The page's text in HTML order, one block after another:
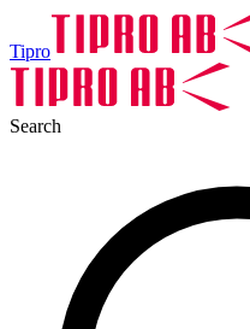
Tipro
Search